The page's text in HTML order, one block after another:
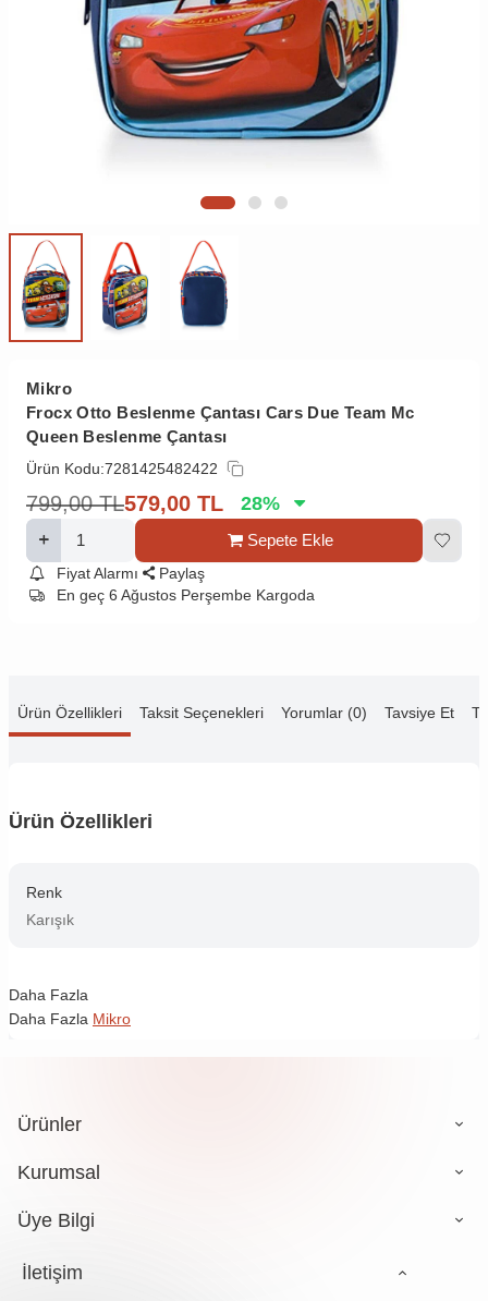
Mikro
Frocx Otto Beslenme Çantası Cars Due Team Mc
Queen Beslenme Çantası
Ürün Kodu:7281425482422
799,00 TL579,00 TL 28%
Sepete Ekle
Fiyat Alarmı
Paylaş
En geç 6 Ağustos Perşembe Kargoda
Ürün Özellikleri Taksit Seçenekleri Yorumlar (0) Tavsiye Et
Ürün Özellikleri
Renk
Karışık
Daha Fazla
Daha Fazla Mikro
Ürünler
Kurumsal
Üye Bilgi
İletişim